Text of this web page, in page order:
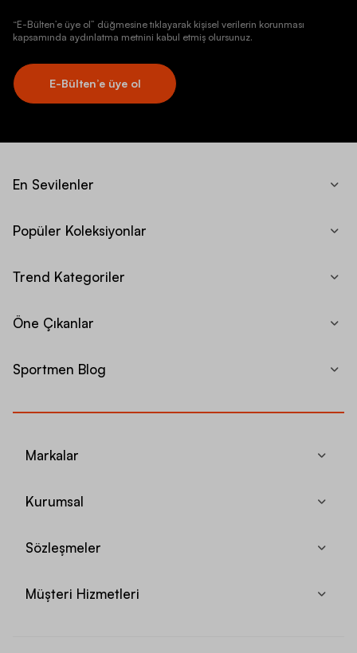
“E-Bülten’e üye ol” düğmesine tıklayarak kişisel verilerin korunması
kapsamında aydınlatma metnini kabul etmiş olursunuz.
E-Bülten’e üye ol
En Sevilenler
Popüler Koleksiyonlar
Trend Kategoriler
Öne Çıkanlar
Sportmen Blog
Markalar
Kurumsal
Sözleşmeler
Müşteri Hizmetleri